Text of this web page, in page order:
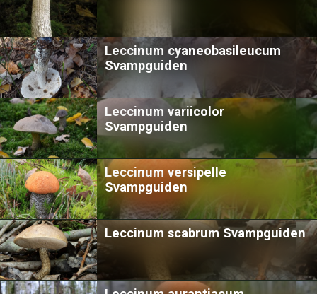
Leccinum cyaneobasileucum
Svampguiden
Leccinum variicolor
Svampguiden
Leccinum versipelle
Svampguiden
Leccinum scabrum Svampguiden